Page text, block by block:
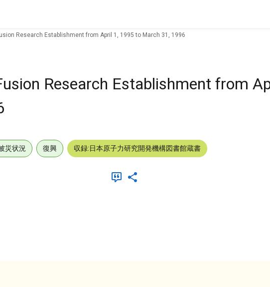
Research Establishment from April 1, 1995 to March 31, 1996
Research Establishment from
災状況 復興 収録:日本原子力研究開発機構図書館蔵書